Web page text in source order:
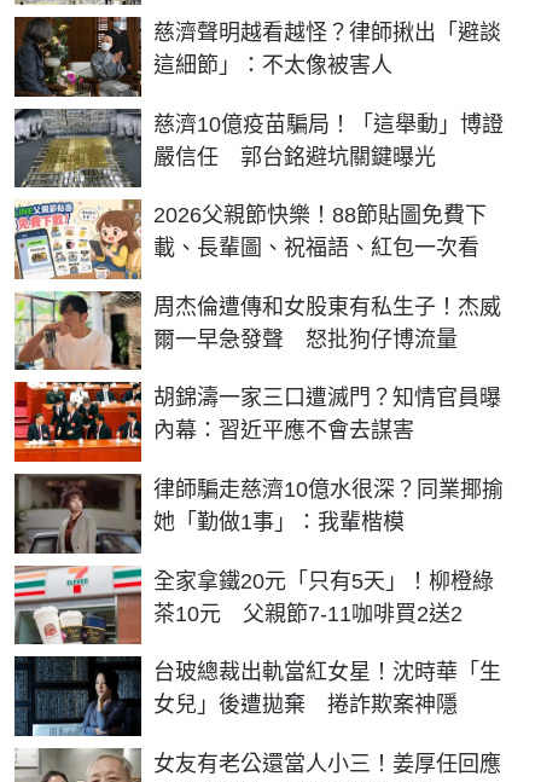
慈濟聲明越看越怪？律師揪出「避談
這細節」：不太像被害人
慈濟10億疫苗騙局！「這舉動」博證
嚴信任 郭台銘避坑關鍵曝光
2026父親節快樂！88節貼圖免費下
載、長輩圖、祝福語、紅包一次看
周杰倫遭傳和女股東有私生子！杰威
爾一早急發聲 怒批狗仔博流量
胡錦濤一家三口遭滅門？知情官員曝
內幕：習近平應不會去謀害
律師騙走慈濟10億水很深？同業揶揄
她「勤做1事」：我輩楷模
全家拿鐵20元「只有5天」！柳橙綠
茶10元 父親節7-11咖啡買2送2
台玻總裁出軌當紅女星！沈時華「生
女兒」後遭拋棄 捲詐欺案神隱
女友有老公還當人小三！姜厚任回應